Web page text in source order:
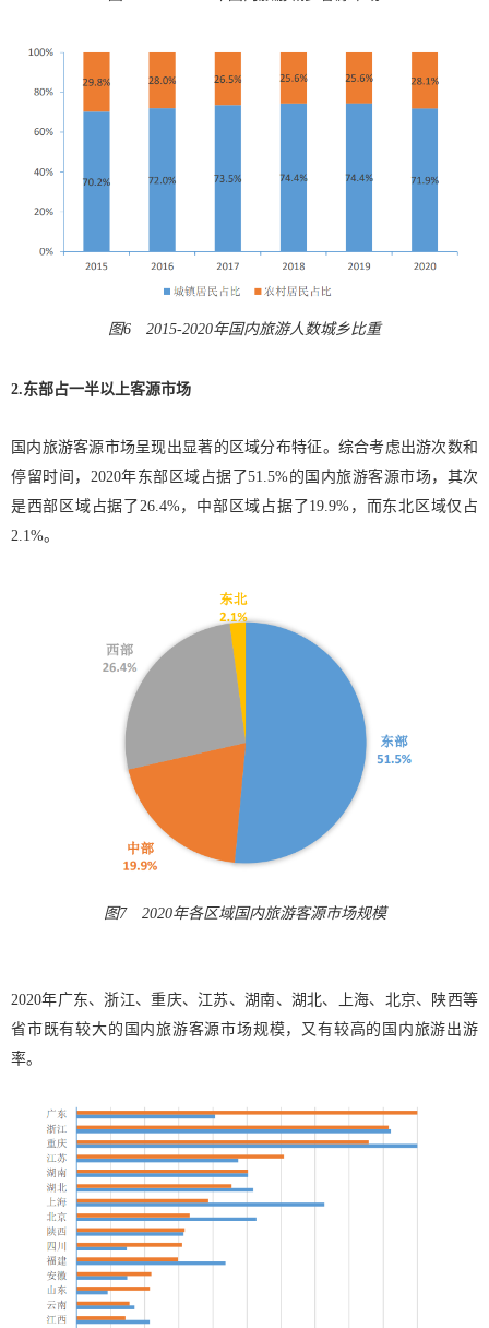
图6 2015-2020年国内旅游人数城乡比重
2.东部占一半以上客源市场
国内旅游客源市场呈现出显著的区域分布特征。综合考虑出游次数和
停留时间，2020年东部区域占据了51.5%的国内旅游客源市场，其次
是西部区域占据了26.4%，中部区域占据了19.9%，而东北区域仅占
2.1%。
图7 2020年各区域国内旅游客源市场规模
2020年广东、浙江、重庆、江苏、湖南、湖北、上海、北京、陕西等
省市既有较大的国内旅游客源市场规模，又有较高的国内旅游出游
率。